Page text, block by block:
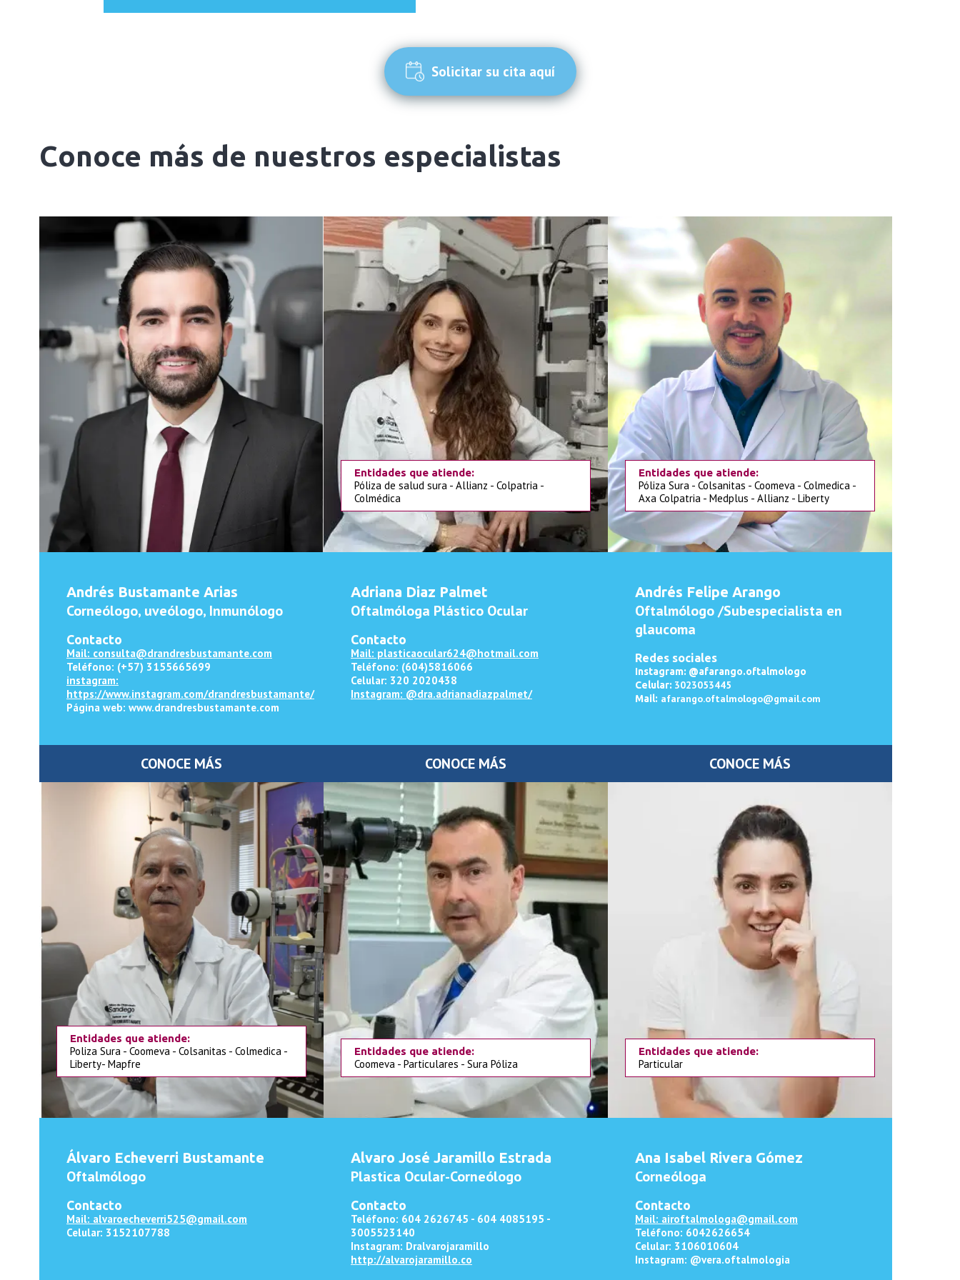
Solicitar su cita aquí
Conoce más de nuestros especialistas
Andrés Bustamante Arias
Corneólogo, uveólogo, Inmunólogo
Contacto
Mail: consulta@drandresbustamante.com
Teléfono: (+57) 3155665699
instagram:
https://www.instagram.com/drandresbustamante/
Página web: www.drandresbustamante.com
CONOCE MÁS
Entidades que atiende:
Póliza de salud sura - Allianz - Colpatria -
Colmédica
Adriana Diaz Palmet
Oftalmóloga Plástico Ocular
Contacto
Mail: plasticaocular624@hotmail.com
Teléfono: (604)5816066
Celular: 320 2020438
Instagram: @dra.adrianadiazpalmet/
CONOCE MÁS
Entidades que atiende:
Póliza Sura - Colsanitas - Coomeva - Colmedica -
Axa Colpatria - Medplus - Allianz - Liberty
Andrés Felipe Arango
Oftalmólogo /Subespecialista en
glaucoma
Redes sociales
Instagram: @afarango.oftalmologo
Celular: 3023053445
Mail: afarango.oftalmologo@gmail.com
CONOCE MÁS
Entidades que atiende:
Poliza Sura - Coomeva - Colsanitas - Colmedica -
Liberty- Mapfre
Álvaro Echeverri Bustamante
Oftalmólogo
Contacto
Mail: alvaroecheverri525@gmail.com
Celular: 3152107788
Entidades que atiende:
Coomeva - Particulares - Sura Póliza
Alvaro José Jaramillo Estrada
Plastica Ocular-Corneólogo
Contacto
Teléfono: 604 2626745 - 604 4085195 -
3005523140
Instagram: Dralvarojaramillo
http://alvarojaramillo.co
Entidades que atiende:
Particular
Ana Isabel Rivera Gómez
Corneóloga
Contacto
Mail: airoftalmologa@gmail.com
Teléfono: 6042626654
Celular: 3106010604
Instagram: @vera.oftalmologia